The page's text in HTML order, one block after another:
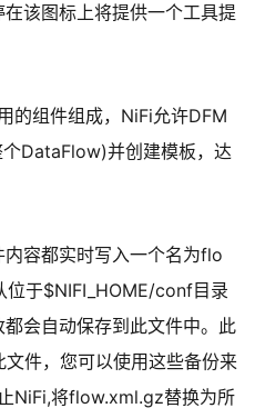
该图标上将提供一个工具提
的组件组成，NiFi允许DFM
DataFlow)并创建模板，达
容都实时写入一个名为flo
于$NIFI_HOME/conf目录
会自动保存到此文件中。此
件，您可以使用这些备份来
NiFi,将flow.xml.gz替换为所